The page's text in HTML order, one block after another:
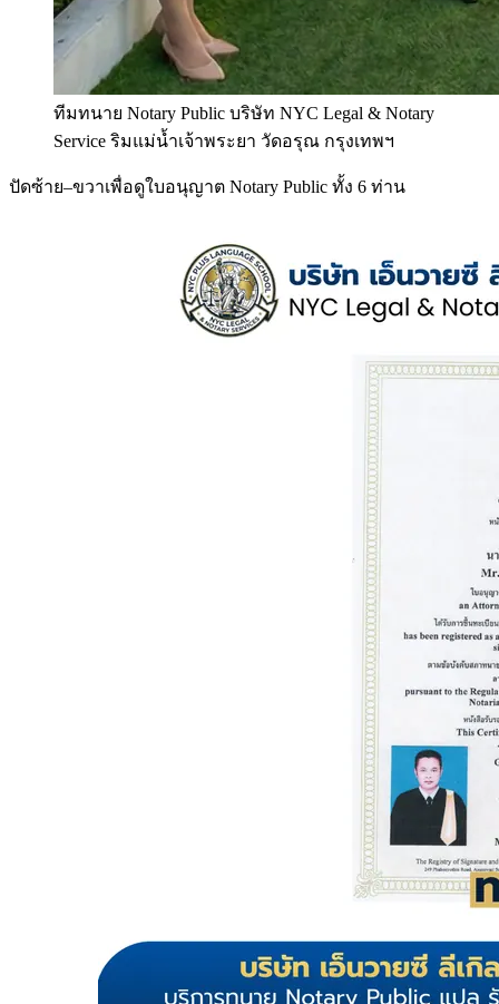
ทีมทนาย Notary Public บริษัท NYC Legal & Notary
Service ริมแม่น้ำเจ้าพระยา วัดอรุณ กรุงเทพฯ
ปัดซ้าย–ขวาเพื่อดูใบอนุญาต Notary Public ทั้ง 6 ท่าน